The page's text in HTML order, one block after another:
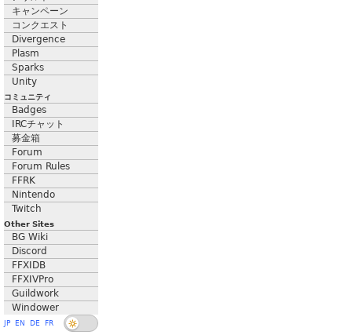
キャンペーン
コンクエスト
Divergence
Plasm
Sparks
Unity
コミュニティ
Badges
IRCチャット
募金箱
Forum
Forum Rules
FFRK
Nintendo
Twitch
Other Sites
BG Wiki
Discord
FFXIDB
FFXIVPro
Guildwork
Windower
JP EN DE FR